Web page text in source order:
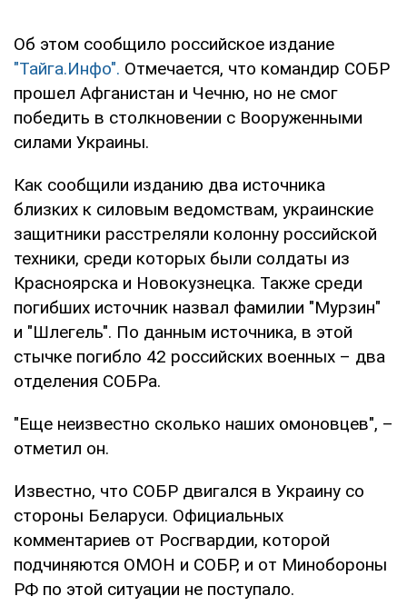
Об этом сообщило российское издание
"Тайга.Инфо". Отмечается, что командир СОБР
прошел Афганистан и Чечню, но не смог
победить в столкновении с Вооруженными
силами Украины.
Как сообщили изданию два источника
близких к силовым ведомствам, украинские
защитники расстреляли колонну российской
техники, среди которых были солдаты из
Красноярска и Новокузнецка. Также среди
погибших источник назвал фамилии "Мурзин"
и "Шлегель". По данным источника, в этой
стычке погибло 42 российских военных – два
отделения СОБРа.
"Еще неизвестно сколько наших омоновцев", –
отметил он.
Известно, что СОБР двигался в Украину со
стороны Беларуси. Официальных
комментариев от Росгвардии, которой
подчиняются ОМОН и СОБР, и от Минобороны
РФ по этой ситуации не поступало.